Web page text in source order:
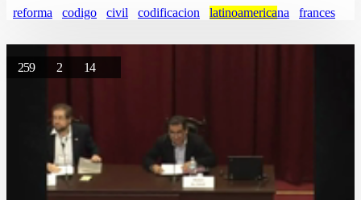
reforma codigo civil codificacion latinoamericana frances
259 2 14